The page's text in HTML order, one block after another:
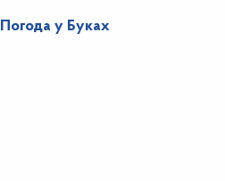
Погода у Буках